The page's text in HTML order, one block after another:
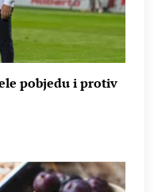
pobjedu i protiv